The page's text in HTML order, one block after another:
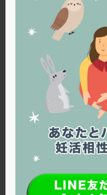
みどさん（37
外受精 ■妊
PCOS
PFC-FD療法
PGT-A
Th検査
TORIO検査
アシストハッチング
アンチエイジング
イ
イントラリピッド
ウ
エストラーナテープ
おりもの
カウフマン
ガニレスト
カバサー
カルシウムイオノファ
クリニック選び
グレ
クロミフェン
ゴナー